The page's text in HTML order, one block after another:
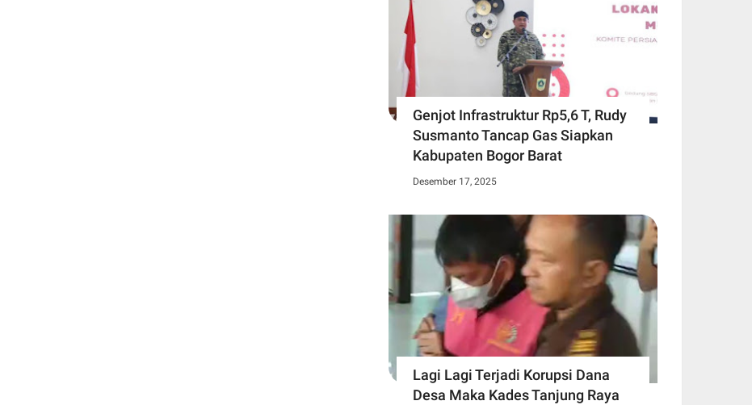
Genjot Infrastruktur Rp5,6 T, Rudy
Susmanto Tancap Gas Siapkan
Kabupaten Bogor Barat
Desember 17, 2025
Lagi Lagi Terjadi Korupsi Dana
Desa Maka Kades Tanjung Raya